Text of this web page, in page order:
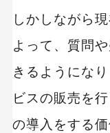
しかしながら
よって、質問
きるようにな
ビスの販売を
の導入をする